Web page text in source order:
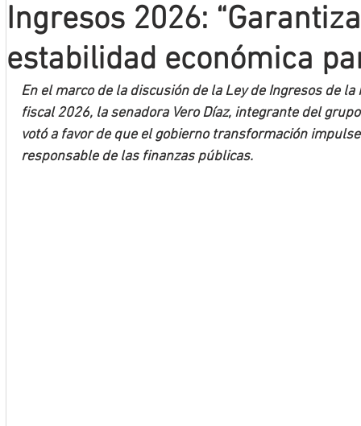
Ingresos 2026:
estabilidad económica
En el marco de la discusión de la Ley de Ingresos de
fiscal 2026, la senadora Vero Díaz, integrante del
votó a favor de que el gobierno transformación
responsable de las finanzas públicas.